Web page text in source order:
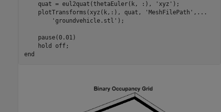
    quat = eul2quat(thetaEuler(k, :),
'xyz' );
    plotTransforms(xyz(k,:), quat,
'MeshFilePath' , ...
'groundvehicle.stl' );
    pause(0.01)
    hold
off
end